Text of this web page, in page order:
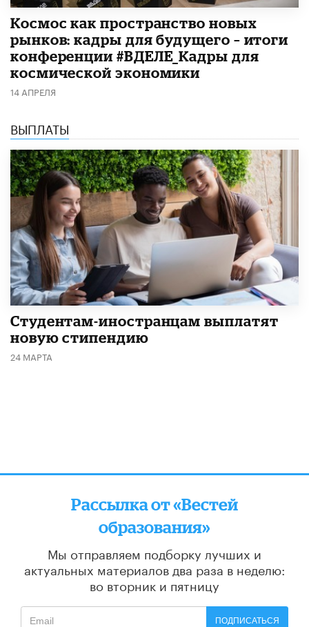
Космос как пространство новых
рынков: кадры для будущего – итоги
конференции #ВДЕЛЕ_Кадры для
космической экономики
14 АПРЕЛЯ
ВЫПЛАТЫ
Студентам-иностранцам выплатят
новую стипендию
24 МАРТА
Рассылка от «Вестей
образования»
Мы отправляем подборку лучших и
актуальных материалов два раза в неделю:
во вторник и пятницу
ПОДПИСАТЬСЯ